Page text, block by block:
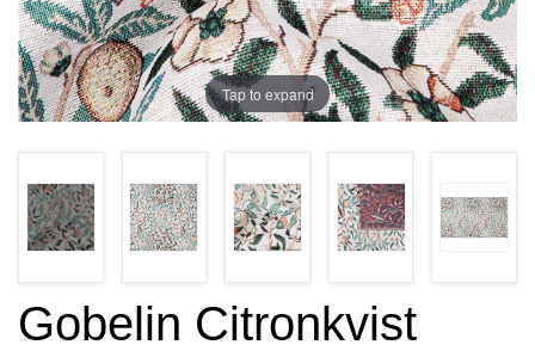
Tap to expand
Gobelin Citronkvist